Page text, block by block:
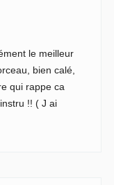
le meilleur
bien calé,
qui rappe ca
!! ( J ai